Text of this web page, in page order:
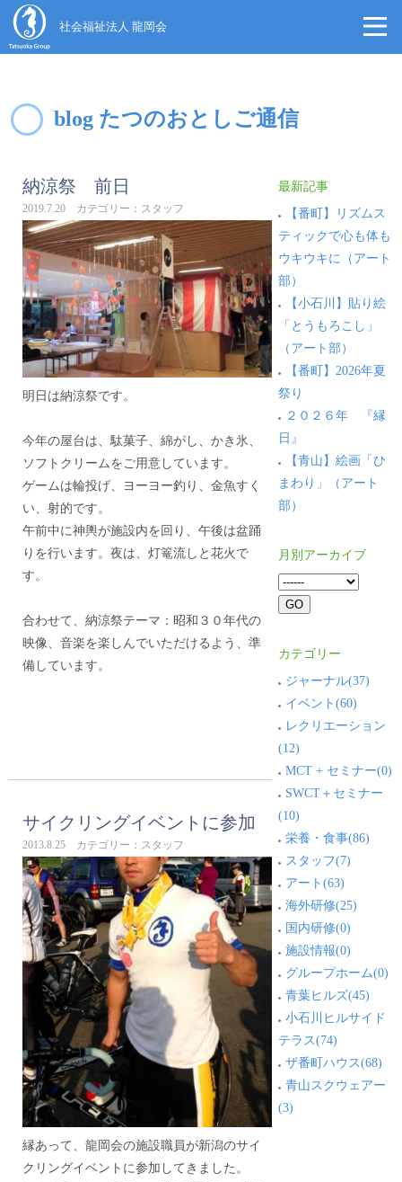
社会福祉法人 龍岡会
blog たつのおとしご通信
納涼祭 前日
2019.7.20 カテゴリー：スタッフ
明日は納涼祭です。
今年の屋台は、駄菓子、綿がし、かき氷、
ソフトクリームをご用意しています。
ゲームは輪投げ、ヨーヨー釣り、金魚すく
い、射的です。
午前中に神輿が施設内を回り、午後は盆踊
りを行います。夜は、灯篭流しと花火で
す。
合わせて、納涼祭テーマ：昭和３０年代の
映像、音楽を楽しんでいただけるよう、準
備しています。
サイクリングイベントに参加
2013.8.25 カテゴリー：スタッフ
縁あって、龍岡会の施設職員が新潟のサイ
クリングイベントに参加してきました。
最新記事
【番町】リズムス
ティックで心も体も
ウキウキに（アート
部）
【小石川】貼り絵
「とうもろこし」
（アート部）
【番町】2026年夏
祭り
２０２６年 『縁
日』
【青山】絵画「ひ
まわり」（アート
部）
月別アーカイブ
カテゴリー
ジャーナル(37)
イベント(60)
レクリエーション
(12)
MCT + セミナー(0)
SWCT＋セミナー
(10)
栄養・食事(86)
スタッフ(7)
アート(63)
海外研修(25)
国内研修(0)
施設情報(0)
グループホーム(0)
青葉ヒルズ(45)
小石川ヒルサイド
テラス(74)
ザ番町ハウス(68)
青山スクウェアー
(3)